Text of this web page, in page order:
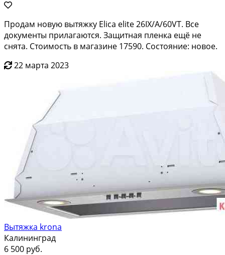
Продам новую вытяжку Elica elite 26IX/A/60VT. Все
документы прилагаются. Защитная пленка ещё не
снята. Стоимость в магазине 17590. Состояние: новое.
22 марта 2023
Вытяжка krona
Калининград
6 500 руб.